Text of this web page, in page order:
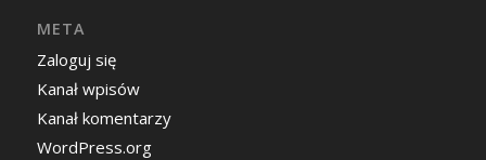
META
Zaloguj się
Kanał wpisów
Kanał komentarzy
WordPress.org